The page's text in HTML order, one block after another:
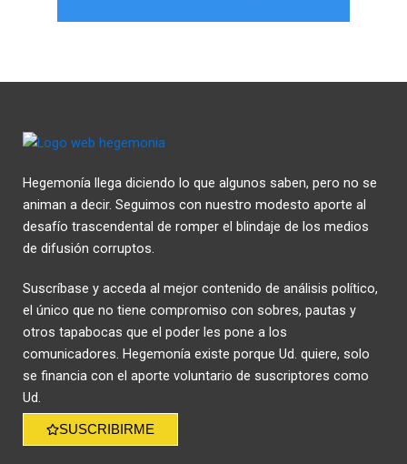
Hegemonía llega diciendo lo que algunos saben, pero no se
animan a decir. Seguimos con nuestro modesto aporte al
desafío trascendental de romper el blindaje de los medios
de difusión corruptos.
Suscríbase y acceda al mejor contenido de análisis político,
el único que no tiene compromiso con sobres, pautas y
otros tapabocas que el poder les pone a los
comunicadores. Hegemonía existe porque Ud. quiere, solo
se financia con el aporte voluntario de suscriptores como
Ud.
SUSCRIBIRME